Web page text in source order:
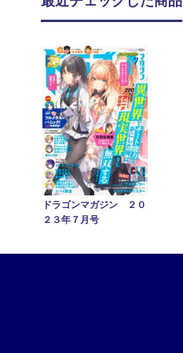
ドラゴンマガジン ２０
２３年７月号